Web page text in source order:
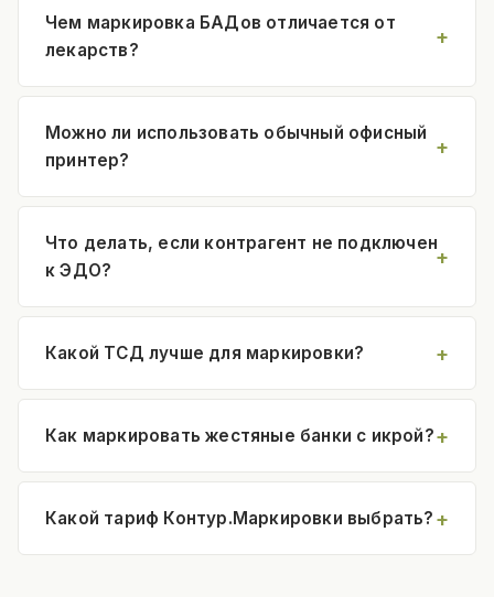
Чем маркировка БАДов отличается от
лекарств?
Можно ли использовать обычный офисный
принтер?
Что делать, если контрагент не подключен
к ЭДО?
Какой ТСД лучше для маркировки?
Как маркировать жестяные банки с икрой?
Какой тариф Контур.Маркировки выбрать?